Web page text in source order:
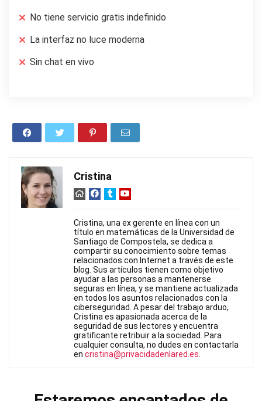
No tiene servicio gratis indefinido
La interfaz no luce moderna
Sin chat en vivo
Cristina
Cristina, una ex gerente en línea con un
título en matemáticas de la Universidad de
Santiago de Compostela, se dedica a
compartir su conocimiento sobre temas
relacionados con Internet a través de este
blog. Sus artículos tienen como objetivo
ayudar a las personas a mantenerse
seguras en línea, y se mantiene actualizada
en todos los asuntos relacionados con la
ciberseguridad. A pesar del trabajo arduo,
Cristina es apasionada acerca de la
seguridad de sus lectores y encuentra
gratificante retribuir a la sociedad. Para
cualquier consulta, no dudes en contactarla
en cristina@privacidadenlared.es.